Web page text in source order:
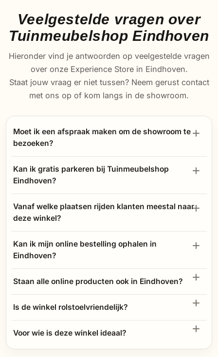
Veelgestelde vragen over
Tuinmeubelshop Eindhoven
Hieronder vind je antwoorden op veelgestelde vragen
over onze Experience Store in Eindhoven.
Staat jouw vraag er niet tussen? Neem gerust contact
met ons op of kom langs in de showroom.
Moet ik een afspraak maken om de showroom te
bezoeken?
Kan ik gratis parkeren bij Tuinmeubelshop
Eindhoven?
Vanaf welke plaatsen rijden klanten meestal naar
deze winkel?
Kan ik mijn online bestelling ophalen in
Eindhoven?
Staan alle online producten ook in Eindhoven?
Is de winkel rolstoelvriendelijk?
Voor wie is deze winkel ideaal?